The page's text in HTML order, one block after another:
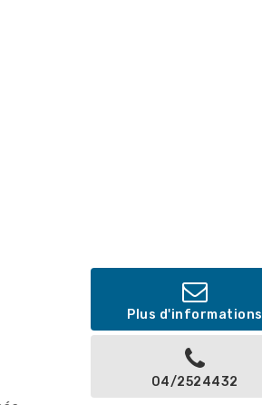
Plus d'informations
04/2524432